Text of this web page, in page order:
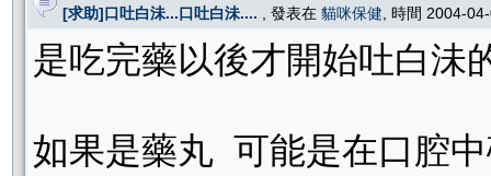
[求助]口吐白沬...口吐白沬.... , 發表在 貓咪保健 , 時間 2004-
是吃完藥以後才開始吐白沬
如果是藥丸 可能是在口腔